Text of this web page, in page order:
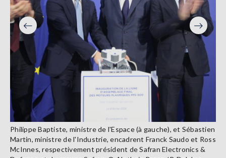
Philippe Baptiste, ministre de l'Espace (à gauche), et Sébastien
Martin, ministre de l'Industrie, encadrent Franck Saudo et Ross
McInnes, respectivement président de Safran Electronics &
Précéden Suivant